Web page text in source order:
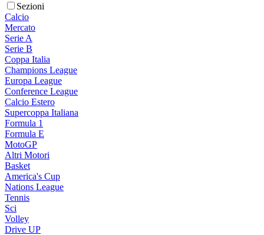
Sezioni
Calcio
Mercato
Serie A
Serie B
Coppa Italia
Champions League
Europa League
Conference League
Calcio Estero
Supercoppa Italiana
Formula 1
Formula E
MotoGP
Altri Motori
Basket
America's Cup
Nations League
Tennis
Sci
Volley
Drive UP